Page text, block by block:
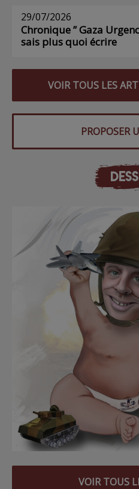
29/07/2026
Chronique ” Gaza
sais plus quoi écrire
VOIR TOUS LES
PROPOSER
VOIR TOUS